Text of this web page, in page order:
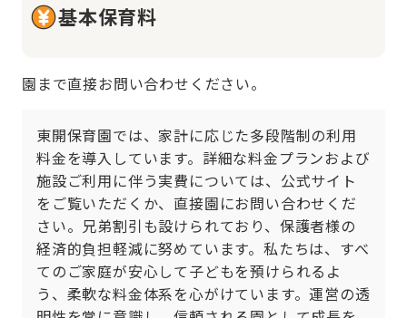
基本保育料
園まで直接お問い合わせください。
東開保育園では、家計に応じた多段階制の利用
料金を導入しています。詳細な料金プランおよび
施設ご利用に伴う実費については、公式サイト
をご覧いただくか、直接園にお問い合わせくだ
さい。兄弟割引も設けられており、保護者様の
経済的負担軽減に努めています。私たちは、すべ
てのご家庭が安心して子どもを預けられるよ
う、柔軟な料金体系を心がけています。運営の透